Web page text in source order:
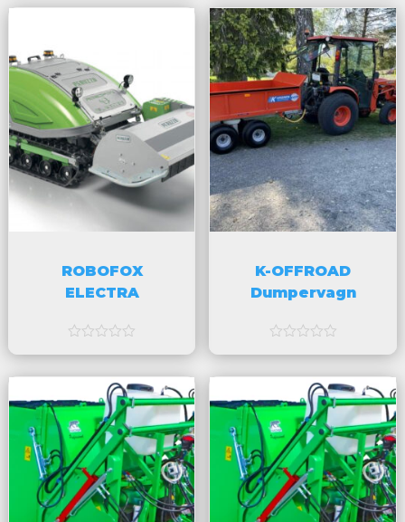
a
v
5
ROBOFOX
ELECTRA
v
5
K-OFFROAD
Dumpervagn
v
5